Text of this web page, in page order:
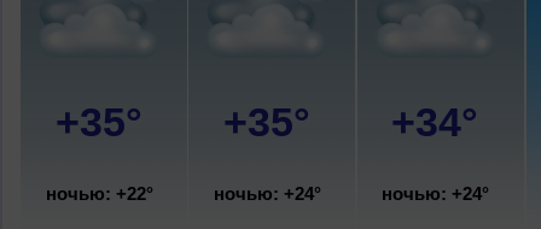
+35°
ночью: +22°
+35°
ночью: +24°
+34°
ночью: +24°